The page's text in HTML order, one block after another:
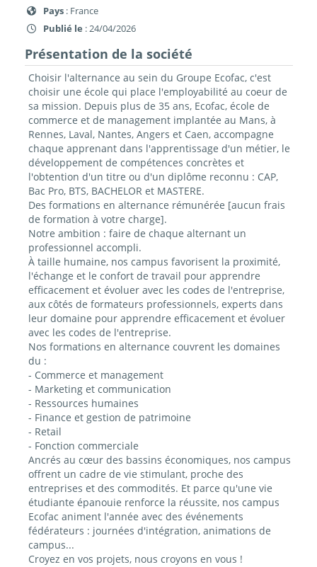
Pays : France
Publié le : 24/04/2026
Présentation de la société
Choisir l'alternance au sein du Groupe Ecofac, c'est
choisir une école qui place l'employabilité au coeur de
sa mission. Depuis plus de 35 ans, Ecofac, école de
commerce et de management implantée au Mans, à
Rennes, Laval, Nantes, Angers et Caen, accompagne
chaque apprenant dans l'apprentissage d'un métier, le
développement de compétences concrètes et
l'obtention d'un titre ou d'un diplôme reconnu : CAP,
Bac Pro, BTS, BACHELOR et MASTERE.
Des formations en alternance rémunérée [aucun frais
de formation à votre charge].
Notre ambition : faire de chaque alternant un
professionnel accompli.
À taille humaine, nos campus favorisent la proximité,
l'échange et le confort de travail pour apprendre
efficacement et évoluer avec les codes de l'entreprise,
aux côtés de formateurs professionnels, experts dans
leur domaine pour apprendre efficacement et évoluer
avec les codes de l'entreprise.
Nos formations en alternance couvrent les domaines
du :
- Commerce et management
- Marketing et communication
- Ressources humaines
- Finance et gestion de patrimoine
- Retail
- Fonction commerciale
Ancrés au cœur des bassins économiques, nos campus
offrent un cadre de vie stimulant, proche des
entreprises et des commodités. Et parce qu'une vie
étudiante épanouie renforce la réussite, nos campus
Ecofac animent l'année avec des événements
fédérateurs : journées d'intégration, animations de
campus...
Croyez en vos projets, nous croyons en vous !